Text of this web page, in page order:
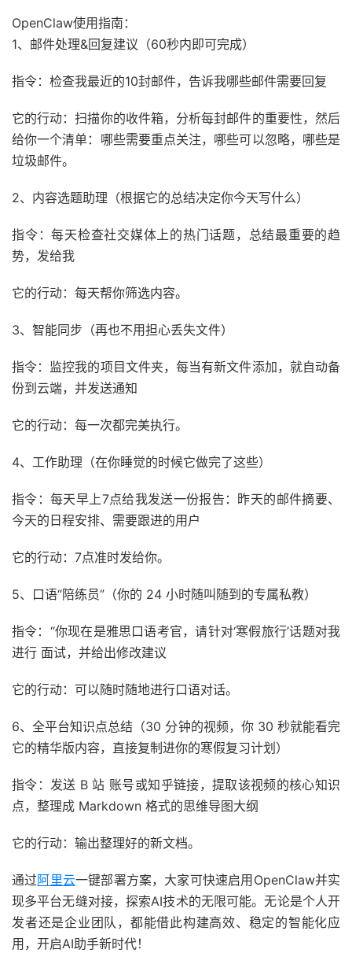
OpenClaw使用指南：
1、邮件处理&回复建议（60秒内即可完成）
指令：检查我最近的10封邮件，告诉我哪些邮件需要回复
它的行动：扫描你的收件箱，分析每封邮件的重要性，然后
给你一个清单：哪些需要重点关注，哪些可以忽略，哪些是
垃圾邮件。
2、内容选题助理（根据它的总结决定你今天写什么）
指令：每天检查社交媒体上的热门话题，总结最重要的趋
势，发给我
它的行动：每天帮你筛选内容。
3、智能同步（再也不用担心丢失文件）
指令：监控我的项目文件夹，每当有新文件添加，就自动备
份到云端，并发送通知
它的行动：每一次都完美执行。
4、工作助理（在你睡觉的时候它做完了这些）
指令：每天早上7点给我发送一份报告：昨天的邮件摘要、
今天的日程安排、需要跟进的用户
它的行动：7点准时发给你。
5、口语“陪练员”（你的 24 小时随叫随到的专属私教）
指令：“你现在是雅思口语考官，请针对‘寒假旅行’话题对我
进行 面试，并给出修改建议
它的行动：可以随时随地进行口语对话。
6、全平台知识点总结（30 分钟的视频，你 30 秒就能看完
它的精华版内容，直接复制进你的寒假复习计划）
指令：发送 B 站 账号或知乎链接，提取该视频的核心知识
点，整理成 Markdown 格式的思维导图大纲
它的行动：输出整理好的新文档。
通过阿里云一键部署方案，大家可快速启用OpenClaw并实
现多平台无缝对接，探索AI技术的无限可能。无论是个人开
发者还是企业团队，都能借此构建高效、稳定的智能化应
用，开启AI助手新时代！